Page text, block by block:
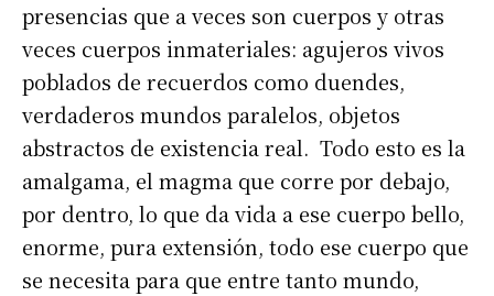
presencias que a veces son cuerpos y otras
veces cuerpos inmateriales: agujeros vivos
poblados de recuerdos como duendes,
verdaderos mundos paralelos, objetos
abstractos de existencia real. Todo esto es la
amalgama, el magma que corre por debajo,
por dentro, lo que da vida a ese cuerpo bello,
enorme, pura extensión, todo ese cuerpo que
se necesita para que entre tanto mundo,